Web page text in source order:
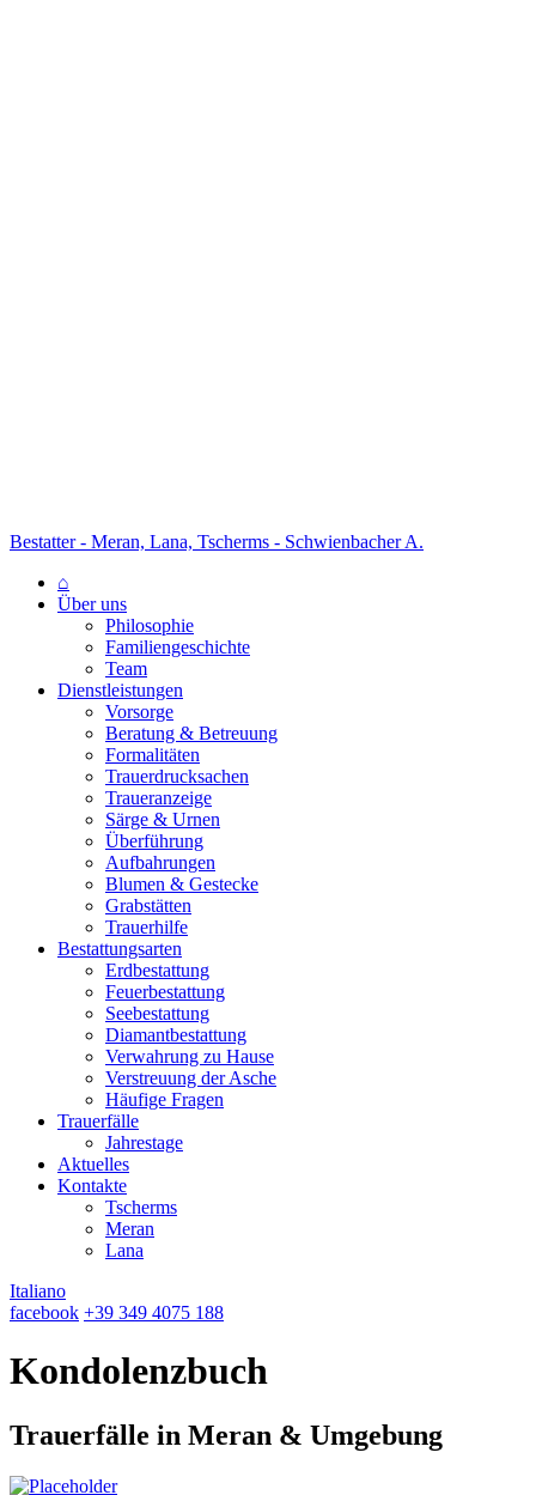
Bestatter - Meran, Lana, Tscherms - Schwienbacher A.
⌂
Über uns
Philosophie
Familiengeschichte
Team
Dienstleistungen
Vorsorge
Beratung & Betreuung
Formalitäten
Trauerdrucksachen
Traueranzeige
Särge & Urnen
Überführung
Aufbahrungen
Blumen & Gestecke
Grabstätten
Trauerhilfe
Bestattungsarten
Erdbestattung
Feuerbestattung
Seebestattung
Diamantbestattung
Verwahrung zu Hause
Verstreuung der Asche
Häufige Fragen
Trauerfälle
Jahrestage
Aktuelles
Kontakte
Tscherms
Meran
Lana
Italiano
facebook +39 349 4075 188
Kondolenzbuch
Trauerfälle in Meran & Umgebung